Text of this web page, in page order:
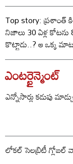
Top story: ప్రశాంత్
నిజాలు 30 ఏళ్ల కోటను 8 నెలల్లో ఎలా బద్దలు
కొట్టాడు..? ఆ ఒక్క
ఓడిపోయిందా..?
ఎంటర్టైన్మెంట్
ఎన్నోసార్లు కడుపు
లోకల్ సెలబ్రిటీ గ్లోబల్